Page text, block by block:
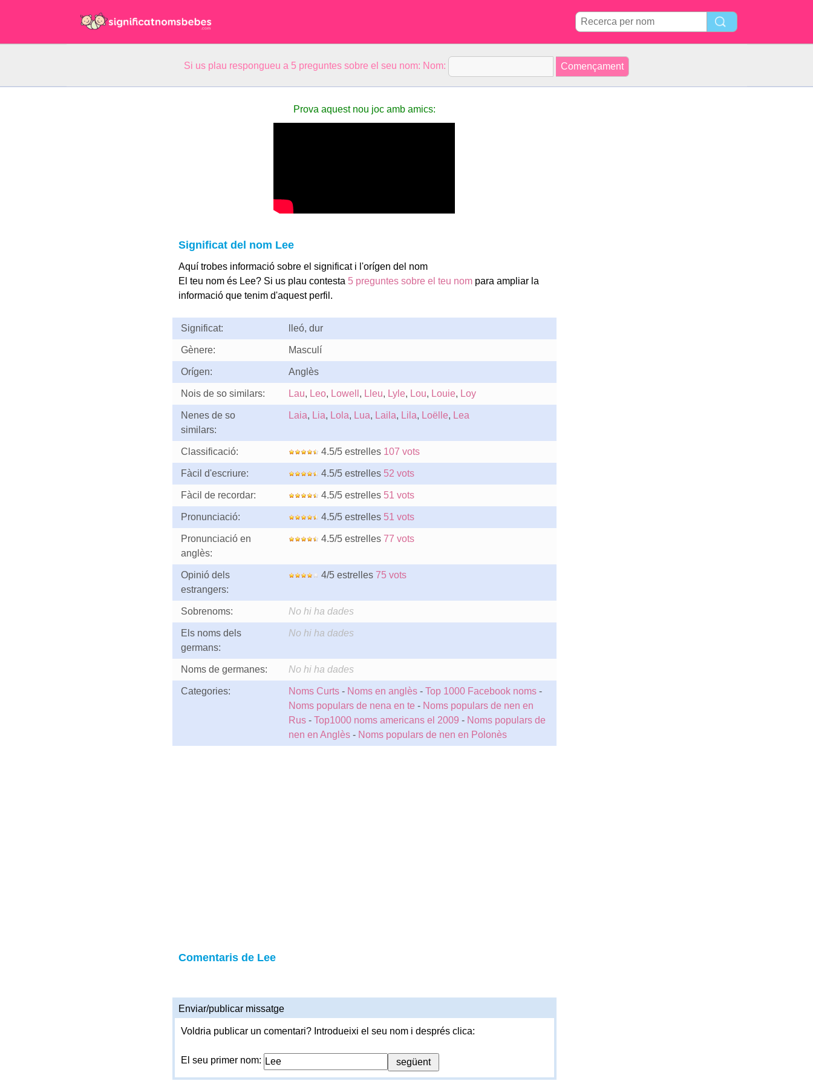
Si us plau respongueu a 5 preguntes sobre el seu nom: Nom:
Prova aquest nou joc amb amics:
Significat del nom Lee
Aquí trobes informació sobre el significat i l'orígen del nom
El teu nom és Lee? Si us plau contesta 5 preguntes sobre el teu nompara ampliar la
informació que tenim d'aquest perfil.
Significat: lleó, dur
Gènere: Masculí
Orígen: Anglès
Nois de so similars: Lau, Leo, Lowell , Lleu, Lyle, Lou, Louie, Loy
Nenes de so
similars:
Laia, Lia, Lola, Lua, Laila, Lila, Loëlle, Lea
Classificació: 4.5/5 estrelles 107 vots
Fàcil d'escriure: 4.5/5 estrelles 52 vots
Fàcil de recordar: 4.5/5 estrelles 51 vots
Pronunciació: 4.5/5 estrelles 51 vots
Pronunciació en
anglès:
4.5/5 estrelles 77 vots
Opinió dels
estrangers:
4/5 estrelles 75 vots
Sobrenoms: No hi ha dades
Els noms dels
germans:
No hi ha dades
Noms de germanes: No hi ha dades
Categories: Noms Curts- Noms en anglès- Top 1000 Facebook noms-
Noms populars de nena en te - Noms populars de nen en
Rus - Top1000 noms americans el 2009 - Noms populars de
nen en Anglès - Noms populars de nen en Polonès
Comentaris de Lee
Enviar/publicar missatge
Voldria publicar un comentari? Introdueixi el seu nom i després clica:
El seu primer nom: